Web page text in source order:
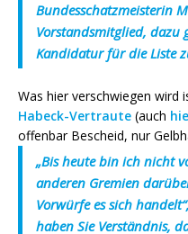
Bundesschatzmeisterin
Vorstandsmitglied, dazu
Kandidatur für die Liste
Was hier verschwiegen wird
Habeck-Vertraute (auch
offenbar Bescheid, nur
„Bis heute bin ich nicht
anderen Gremien
Vorwürfe es sich
haben Sie Verständnis,